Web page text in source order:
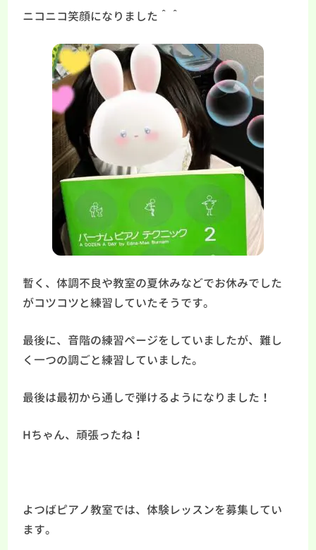
ニコニコ笑顔になりました＾＾
暫く、体調不良や教室の夏休みなどでお休みでした
がコツコツと練習していたそうです。
最後に、音階の練習ページをしていましたが、難し
く一つの調ごと練習していました。
最後は最初から通しで弾けるようになりました！
Hちゃん、頑張ったね！
よつばピアノ教室では、体験レッスンを募集してい
ます。